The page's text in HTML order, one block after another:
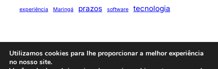
experiência Maringá prazos software tecnologia
© 2025Code Journey . All rights reserved.
Utilizamos cookies para lhe proporcionar a melhor experiência
no nosso site.